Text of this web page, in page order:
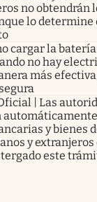
no obtendrán
lo determine
cargar la
no hay
más
| Las
y bienes
y extranjeros
este